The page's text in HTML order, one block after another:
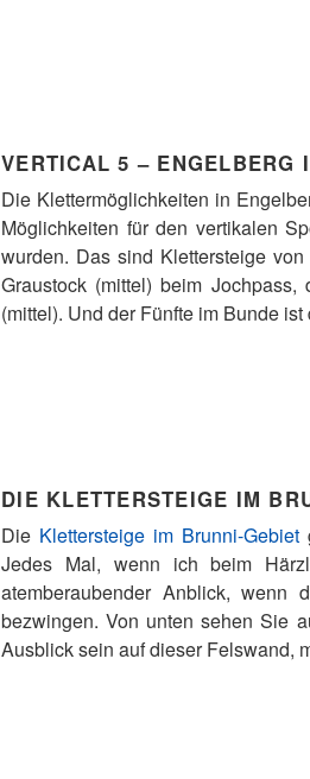
VERTICAL 5 – ENGELBERG
Die Klettermöglichkeiten in
Möglichkeiten für den vertikalen
wurden. Das sind Klettersteige
Graustock (mittel) beim
(mittel). Und der Fünfte im Bunde
DIE KLETTERSTEIGE IM
Die Klettersteige im Brunni-Gebiet
Jedes Mal, wenn ich beim
atemberaubender Anblick, wenn
bezwingen. Von unten sehen Sie
Ausblick sein auf dieser Felswand,